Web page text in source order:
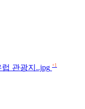
관광지..jpg +1